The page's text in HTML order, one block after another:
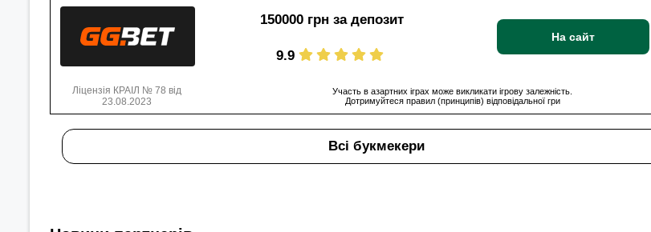
150000 грн за депозит
9.9
На сайт
Ліцензія КРАІЛ № 78 від
23.08.2023
Участь в азартних іграх може викликати ігрову залежність.
Дотримуйтеся правил (принципів) відповідальної гри
Всі букмекери